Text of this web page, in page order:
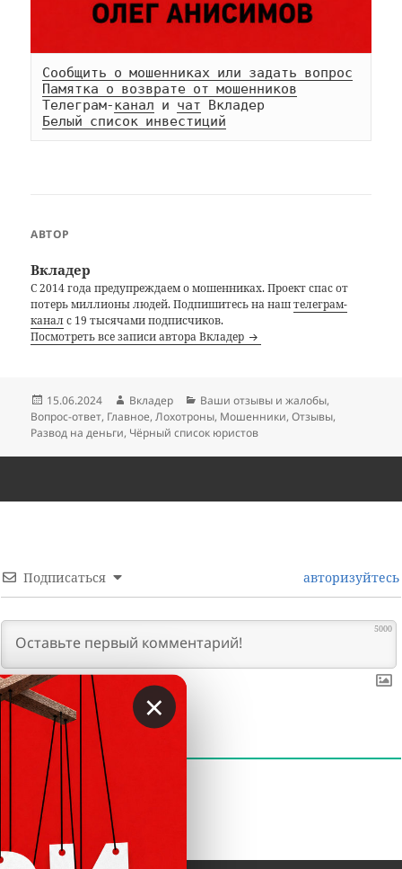
Сообщить о мошенниках или задать вопрос
Памятка о возврате от мошенников
Телеграм-канал и чат
Белый список инвестиций
АВТОР
Вкладер
С 2014 года предупреждаем о мошенниках. Проект спас от
потерь миллионы людей. Подпишитесь на наштелеграм-
каналс 19 тысячами подписчиков.
Посмотреть все записи автора Вкладер
Опубликовано
15.06.2024 Автор
Вкладер Рубрики
Ваши отзывы и жалобы,
Вопрос-ответ, Главное,Лохотроны, Мошенники,Отзывы,
Развод на деньги, Чёрный список юристов
Подписаться авторизуйтесь
5000
КОММЕНТАРИИ
×